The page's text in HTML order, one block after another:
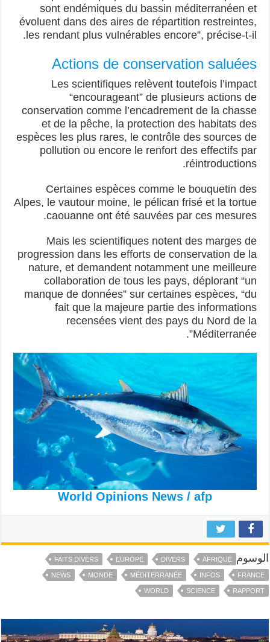
sont endémiques du bassin méditerranéen et
évoluent dans des aires de répartition restreintes,
les rendant plus vulnérables encore”, précise-t-il.
Actions de conservation saluées
Les scientifiques relèvent toutefois l’impact
“encourageant” de plusieurs actions de
conservation comme l’encadrement de la chasse
et de la pêche, la protection des habitats des
espèces les plus rares, le contrôle des sources de
pollution ou encore le renfort des effectifs par
réintroductions.
Certaines espèces comme le bouquetin des
Alpes, le vautour moine, le pélican frisé et la tortue
caouanne ont été sauvées par ces mesures.
Mais les scientifiques notent des marges de
progression dans les efforts de conservation de la
nature, et demandent notamment une meilleure
collaboration de tous les pays, déplorant “un
manque de données” sur certaines espèces, “du
fait que la majeure partie des informations
recensées vient des pays du Nord de la
Méditerranée”.
World Opinions News / afp
الوسوم AFRIQUE
DIVERS
EUROPE
FAITS DIVERS
FRANCE
INFOS
MÉDITERRANÉE
MONDE
NEWS
RAPPORT
SCIENCE
WORLD